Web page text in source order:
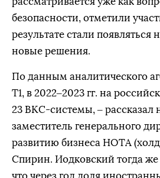
безопасности, отметили
результате стали появляться
новые решения.
По данным аналитического
Т1, в 2022–2023 гг. на
23 ВКС-системы, – рассказал
заместитель генерального
развитию бизнеса НОТА
Спирин. Иодковский тогда же